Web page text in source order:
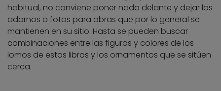
habitual, no conviene poner nada delante y dejar los
adornos o fotos para obras que por lo general se
mantienen en su sitio. Hasta se pueden buscar
combinaciones entre las figuras y colores de los
lomos de estos libros y los ornamentos que se sitúen
cerca.